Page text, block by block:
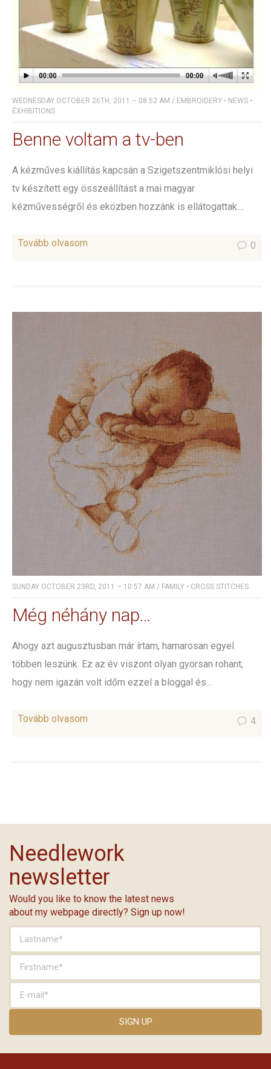
WEDNESDAY OCTOBER 26TH, 2011 – 08:52 AM / EMBROIDERY • NEWS •
EXHIBITIONS
Benne voltam a tv-ben
A kézműves kiállítás kapcsán a Szigetszentmiklósi helyi
tv készített egy összeállítást a mai magyar
kézművességről és eközben hozzánk is ellátogattak....
Tovább olvasom 0
SUNDAY OCTOBER 23RD, 2011 – 10:57 AM / FAMILY • CROSS STITCHES
Még néhány nap…
Ahogy azt augusztusban már írtam, hamarosan egyel
többen leszünk. Ez az év viszont olyan gyorsan rohant,
hogy nem igazán volt időm ezzel a bloggal és...
Tovább olvasom 4
Needlework
newsletter
Would you like to know the latest news
about my webpage directly? Sign up now!